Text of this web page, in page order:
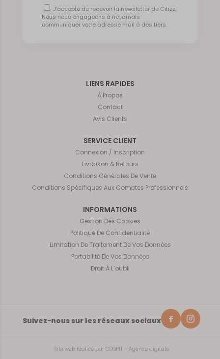
LIENS RAPIDES
À Propos
Contact
Avis Clients
SERVICE CLIENT
Connexion / Inscription
Livraison & Retours
Conditions Générales De Vente
Conditions Spécifiques Aux Comptes Professionnels
INFORMATIONS
Gestion Des Cookies
Politique De Confidentialité
Limitation De Traitement De Vos Données
Portabilité De Vos Données
Droit À L’oubli
Suivez-nous sur les réseaux sociaux
Site web réalisé par COQPIT - Agence digitale
J’accepte de recevoir la newsletter de Citizz.
Nous nous engageons à ne jamais
communiquer votre adresse mail à des tiers.